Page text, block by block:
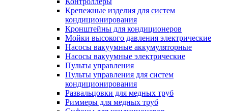
Крепежные изделия для систем
кондиционирования
Кронштейны для кондиционеров
Мойки высокого давления электрические
Насосы вакуумные аккумуляторные
Насосы вакуумные электрические
Пульты управления
Пульты управления для систем
кондиционирования
Развальцовки для медных труб
Риммеры для медных труб